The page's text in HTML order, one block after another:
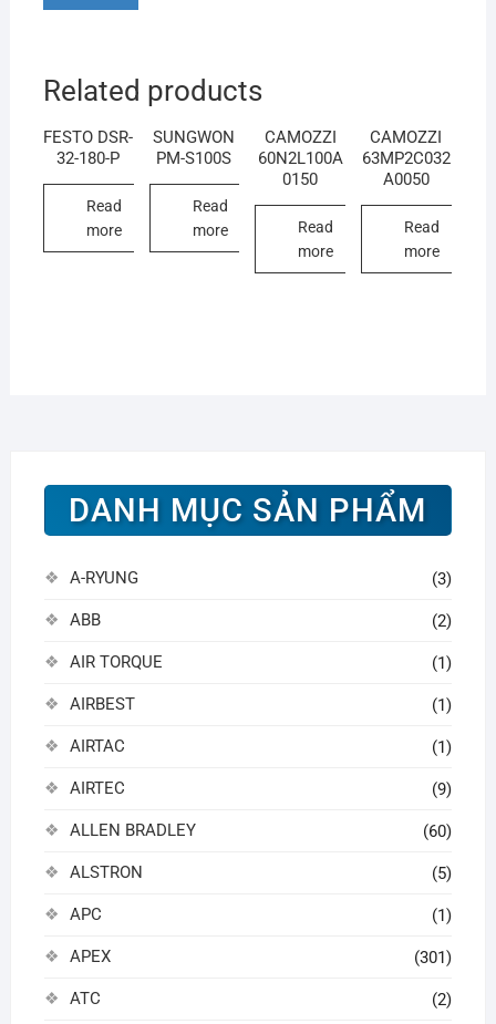
Related products
FESTO DSR-
32-180-P
Read
more
SUNGWON
PM-S100S
Read
more
CAMOZZI
60N2L100A
0150
Read
more
CAMOZZI
63MP2C032
A0050
Read
more
DANH MỤC SẢN PHẨM
A-RYUNG (3)
ABB (2)
AIR TORQUE (1)
AIRBEST (1)
AIRTAC (1)
AIRTEC (9)
ALLEN BRADLEY (60)
ALSTRON (5)
APC (1)
APEX (301)
ATC (2)